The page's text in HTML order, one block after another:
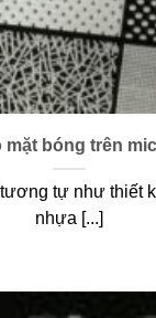
mặt bóng trên
tự như thiết
nhựa [...]